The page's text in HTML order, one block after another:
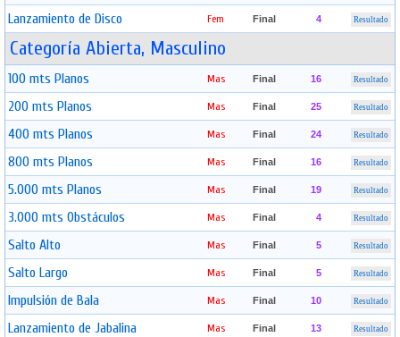
Lanzamiento de Disco Fem Final 4 Resultado
Categoría Abierta, Masculino
100 mts Planos Mas Final 16 Resultado
200 mts Planos Mas Final 25 Resultado
400 mts Planos Mas Final 24 Resultado
800 mts Planos Mas Final 16 Resultado
5.000 mts Planos Mas Final 19 Resultado
3.000 mts Obstáculos Mas Final 4 Resultado
Salto Alto Mas Final 5 Resultado
Salto Largo Mas Final 5 Resultado
Impulsión de Bala Mas Final 10 Resultado
Lanzamiento de Jabalina Mas Final 13 Resultado